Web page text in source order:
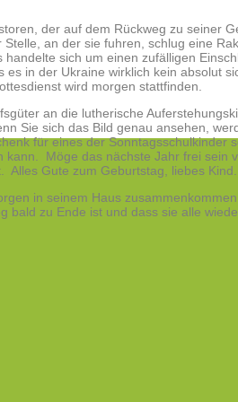
der auf dem Rückweg zu seiner
an der sie fuhren, schlug eine
sich um einen zufälligen
in der Ukraine wirklich kein absolut
wird morgen stattfinden.
an die lutherische
Sie sich das Bild genau ansehen,
für eines der Sonntagsschulkinder
Möge das nächste Jahr frei sein
Gute zum Geburtstag, liebes Kind.
in seinem Haus
bald zu Ende ist und dass sie alle